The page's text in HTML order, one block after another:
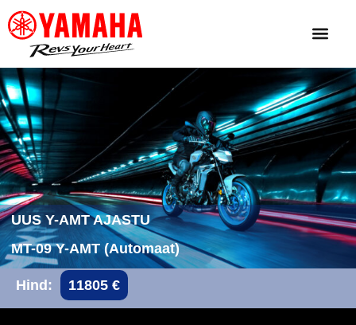
UUS Y-AMT AJASTU
MT-09 Y-AMT (Automaat)
Hind: 11805 €